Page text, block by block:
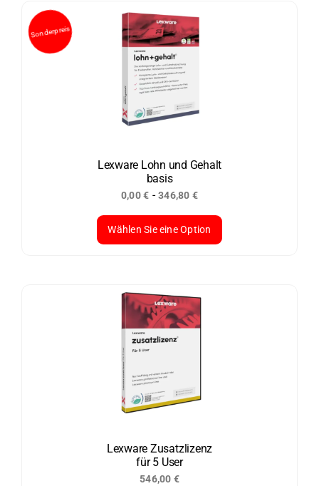
mehrere
Varianten
Optionen
können
der
Produktseite
gewählt
werden
Lexware Lohn und Gehalt
basis
0,00€ -346,80 €
Wählen Sie eine Option
weist
mehrere
Varianten
Optionen
können
der
Produktseite
Lexware Zusatzlizenz
für 5 User
546,00 €